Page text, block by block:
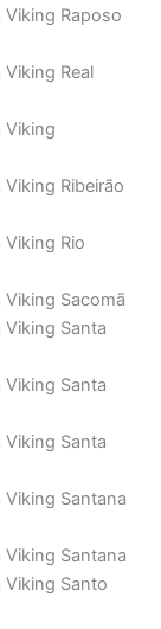
Viking Raposo
Real
Viking
Ribeirão
Rio
Sacomã
Viking Santa
Viking Santa
Viking Santa
Santana
Santana
Viking Santo